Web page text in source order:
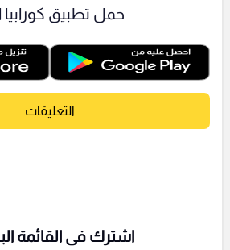
حمل تطبيق كورابيا
التعليقات
اشترك فى القائمة